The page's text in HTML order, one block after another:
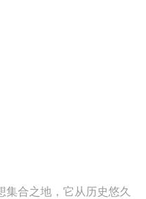
集合之地，它从历史悠久